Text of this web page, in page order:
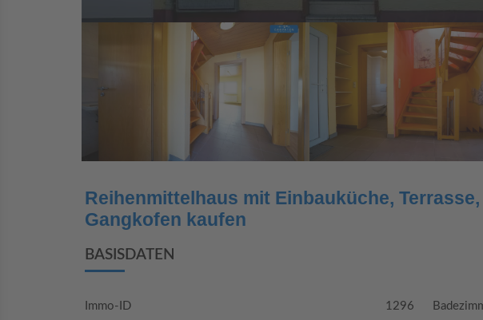
Reihenmittelhaus mit Einbauküche,
Gangkofen kaufen
BASISDATEN
Immo-ID 1296